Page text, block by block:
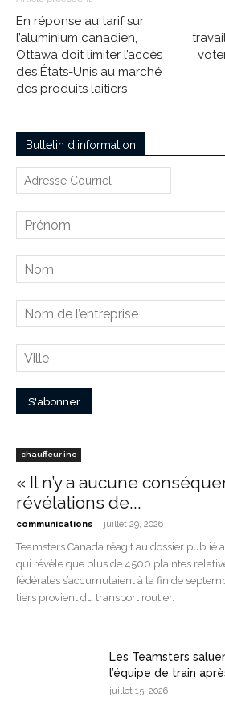
En réponse au tarif sur
l’aluminium canadien,
Ottawa doit limiter l’accès
des États-Unis au marché
des produits laitiers
Bulletin d’information
chauffeur inc
« Il n’y a aucune
révélations de...
communications - juillet 29, 2026
Teamsters Canada réagit au dossier publié
qui révèle que plus de 4500 plaintes
fédérales s’accumulaient à la fin de
tiers provient du transport routier.
Les Teamsters
l’équipe de train
juillet 15, 2026